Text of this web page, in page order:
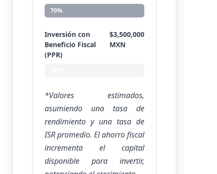
70%
Inversión con
Beneficio Fiscal
(PPR)
$3,500,000
MXN
*Valores estimados,
asumiendo una tasa de
rendimiento y una tasa de
ISR promedio. El ahorro fiscal
incrementa el capital
disponible para invertir,